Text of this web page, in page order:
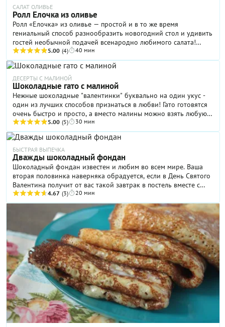
САЛАТ ОЛИВЬЕ
Ролл Елочка из оливье
Ролл «Елочка» из оливье — простой и в то же время
гениальный способ разнообразить новогодний стол и удивить
гостей необычной подачей всенародно любимого салата!
Особенно, если в начале праздника у вас намечается фуршет
из легких закусок и только за этим следует приглашение к
столу с горячими блюдами. Ниже я подробно расскажу, как
приготовить и сам салат, и праздничные роллы. При этом
абсолютно не возбраняется использовать вашу любимую
версию оливье, к которой привыкли все домашние. Главное —
нарезать все ингредиенты начинки как можно мельче.
5.00 (4) 40 мин
ДЕСЕРТЫ С МАЛИНОЙ
Шоколадные гато с малиной
Нежные шоколадные "валентинки" буквально на один укус -
один из лучших способов признаться в любви! Гато готовятся
очень быстро и просто, а вместо малины можно взять любую
другую ягоду или фрукт, которые сочетаются с шоколадом
5.00 (5) 30 мин
БЫСТРАЯ ВЫПЕЧКА
Дважды шоколадный фондан
Шоколадный фондан известен и любим во всем мире. Ваша
вторая половинка наверняка обрадуется, если в День Святого
Валентина получит от вас такой завтрак в постель вместе с
чашечкой ароматного кофе!
4.67 (3) 20 мин